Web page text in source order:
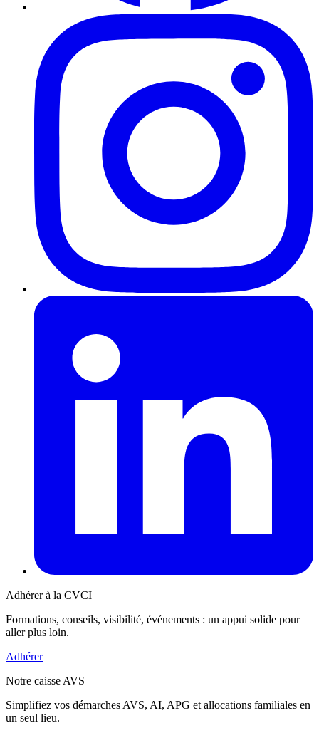
Adhérer à la CVCI
Formations, conseils, visibilité, événements : un appui solide pour
aller plus loin.
Adhérer
Notre caisse AVS
Simplifiez vos démarches AVS, AI, APG et allocations familiales en
un seul lieu.